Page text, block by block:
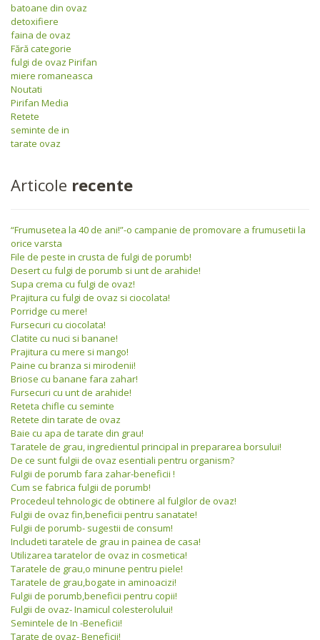
batoane din ovaz
detoxifiere
faina de ovaz
Fără categorie
fulgi de ovaz Pirifan
miere romaneasca
Noutati
Pirifan Media
Retete
seminte de in
tarate ovaz
Articole recente
“Frumusetea la 40 de ani!”-o campanie de promovare a frumusetii la
orice varsta
File de peste in crusta de fulgi de porumb!
Desert cu fulgi de porumb si unt de arahide!
Supa crema cu fulgi de ovaz!
Prajitura cu fulgi de ovaz si ciocolata!
Porridge cu mere!
Fursecuri cu ciocolata!
Clatite cu nuci si banane!
Prajitura cu mere si mango!
Paine cu branza si mirodenii!
Briose cu banane fara zahar!
Fursecuri cu unt de arahide!
Reteta chifle cu seminte
Retete din tarate de ovaz
Baie cu apa de tarate din grau!
Taratele de grau, ingredientul principal in prepararea borsului!
De ce sunt fulgii de ovaz esentiali pentru organism?
Fulgii de porumb fara zahar-beneficii !
Cum se fabrica fulgii de porumb!
Procedeul tehnologic de obtinere al fulgilor de ovaz!
Fulgii de ovaz fin,beneficii pentru sanatate!
Fulgii de porumb- sugestii de consum!
Includeti taratele de grau in painea de casa!
Utilizarea taratelor de ovaz in cosmetica!
Taratele de grau,o minune pentru piele!
Taratele de grau,bogate in aminoacizi!
Fulgii de porumb,beneficii pentru copii!
Fulgii de ovaz- Inamicul colesterolului!
Semintele de In -Beneficii!
Tarate de ovaz- Beneficii!